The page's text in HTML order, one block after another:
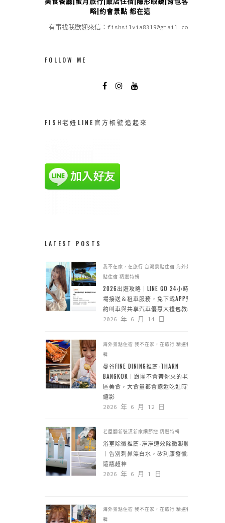
略|約會景點 都在這
有事找我歡迎來信：fishsilvia8319@gmail.com
FOLLOW ME
FISH老妞LINE官方帳號追起來
LATEST POSTS
我不在家，在旅行 台灣景點住宿 海外景
點住宿 精選特輯
2026出遊攻略｜LINE GO 24小時機
場接送＆租車服務，免下載APP預
約叫車與共享汽車優惠大禮包教學
2026 年 6 月 14 日
海外景點住宿 我不在家，在旅行 精選特
輯
曼谷FINE DINING推薦-THARN
BANGKOK｜跟團不會帶你來的老城
區美食，大食量都會飽還吃進時空
縮影
2026 年 6 月 12 日
老屋翻新裝潢新家細節控 精選特輯
浴室除黴推薦-淨淨速效除黴凝膠
｜告別刺鼻漂白水，矽利康發黴靠
這瓶超神
2026 年 6 月 1 日
海外景點住宿 我不在家，在旅行 精選特
輯